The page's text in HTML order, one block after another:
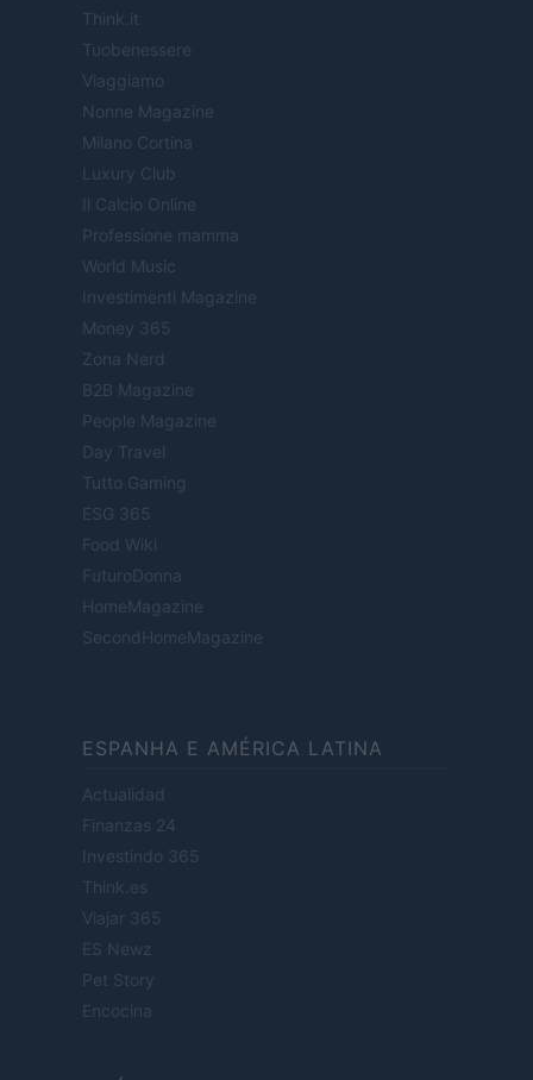
Think.it
Tuobenessere
Viaggiamo
Nonne Magazine
Milano Cortina
Luxury Club
Il Calcio Online
Professione mamma
World Music
Investimenti Magazine
Money 365
Zona Nerd
B2B Magazine
People Magazine
Day Travel
Tutto Gaming
ESG 365
Food Wiki
FuturoDonna
HomeMagazine
SecondHomeMagazine
ESPANHA E AMÉRICA LATINA
Actualidad
Finanzas 24
Investindo 365
Think.es
Viajar 365
ES Newz
Pet Story
Encocina